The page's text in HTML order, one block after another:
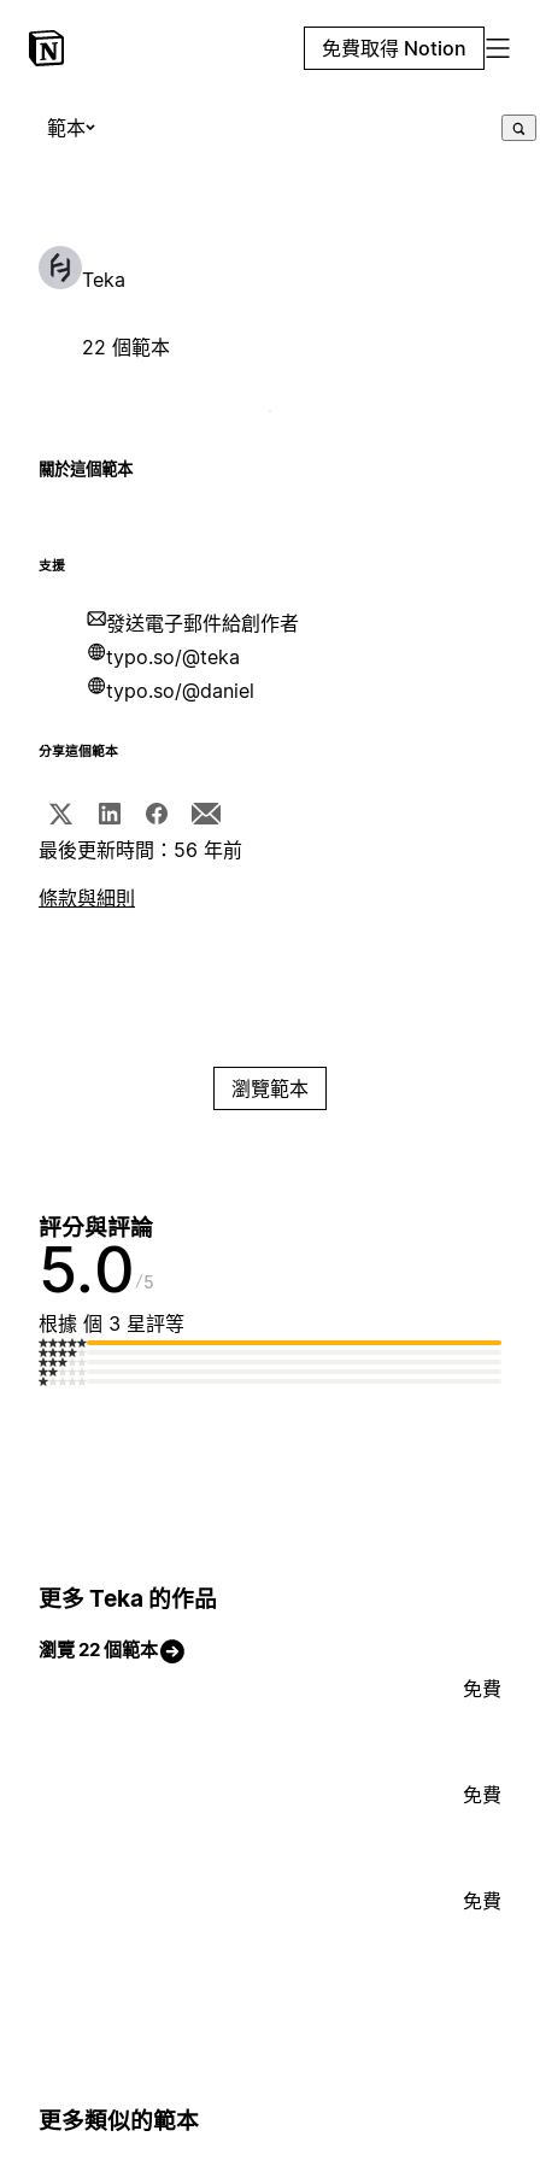
免費取得 Notion
範本
Teka
22 個範本
關於這個範本
支援
發送電子郵件給創作者
typo.so/@teka
typo.so/@daniel
分享這個範本
最後更新時間：56 年前
條款與細則
瀏覽範本
評分與評論
5.0 5
根據 個 3 星評等
更多 Teka 的作品
瀏覽 22 個範本
免費
免費
免費
更多類似的範本